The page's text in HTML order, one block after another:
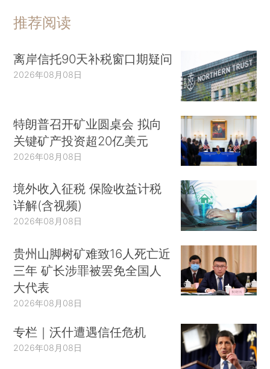
推荐阅读
离岸信托90天补税窗口期疑问
2026年08月08日
特朗普召开矿业圆桌会 拟向
关键矿产投资超20亿美元
2026年08月08日
境外收入征税 保险收益计税
详解(含视频)
2026年08月08日
贵州山脚树矿难致16人死亡近
三年 矿长涉罪被罢免全国人
大代表
2026年08月08日
专栏｜沃什遭遇信任危机
2026年08月08日